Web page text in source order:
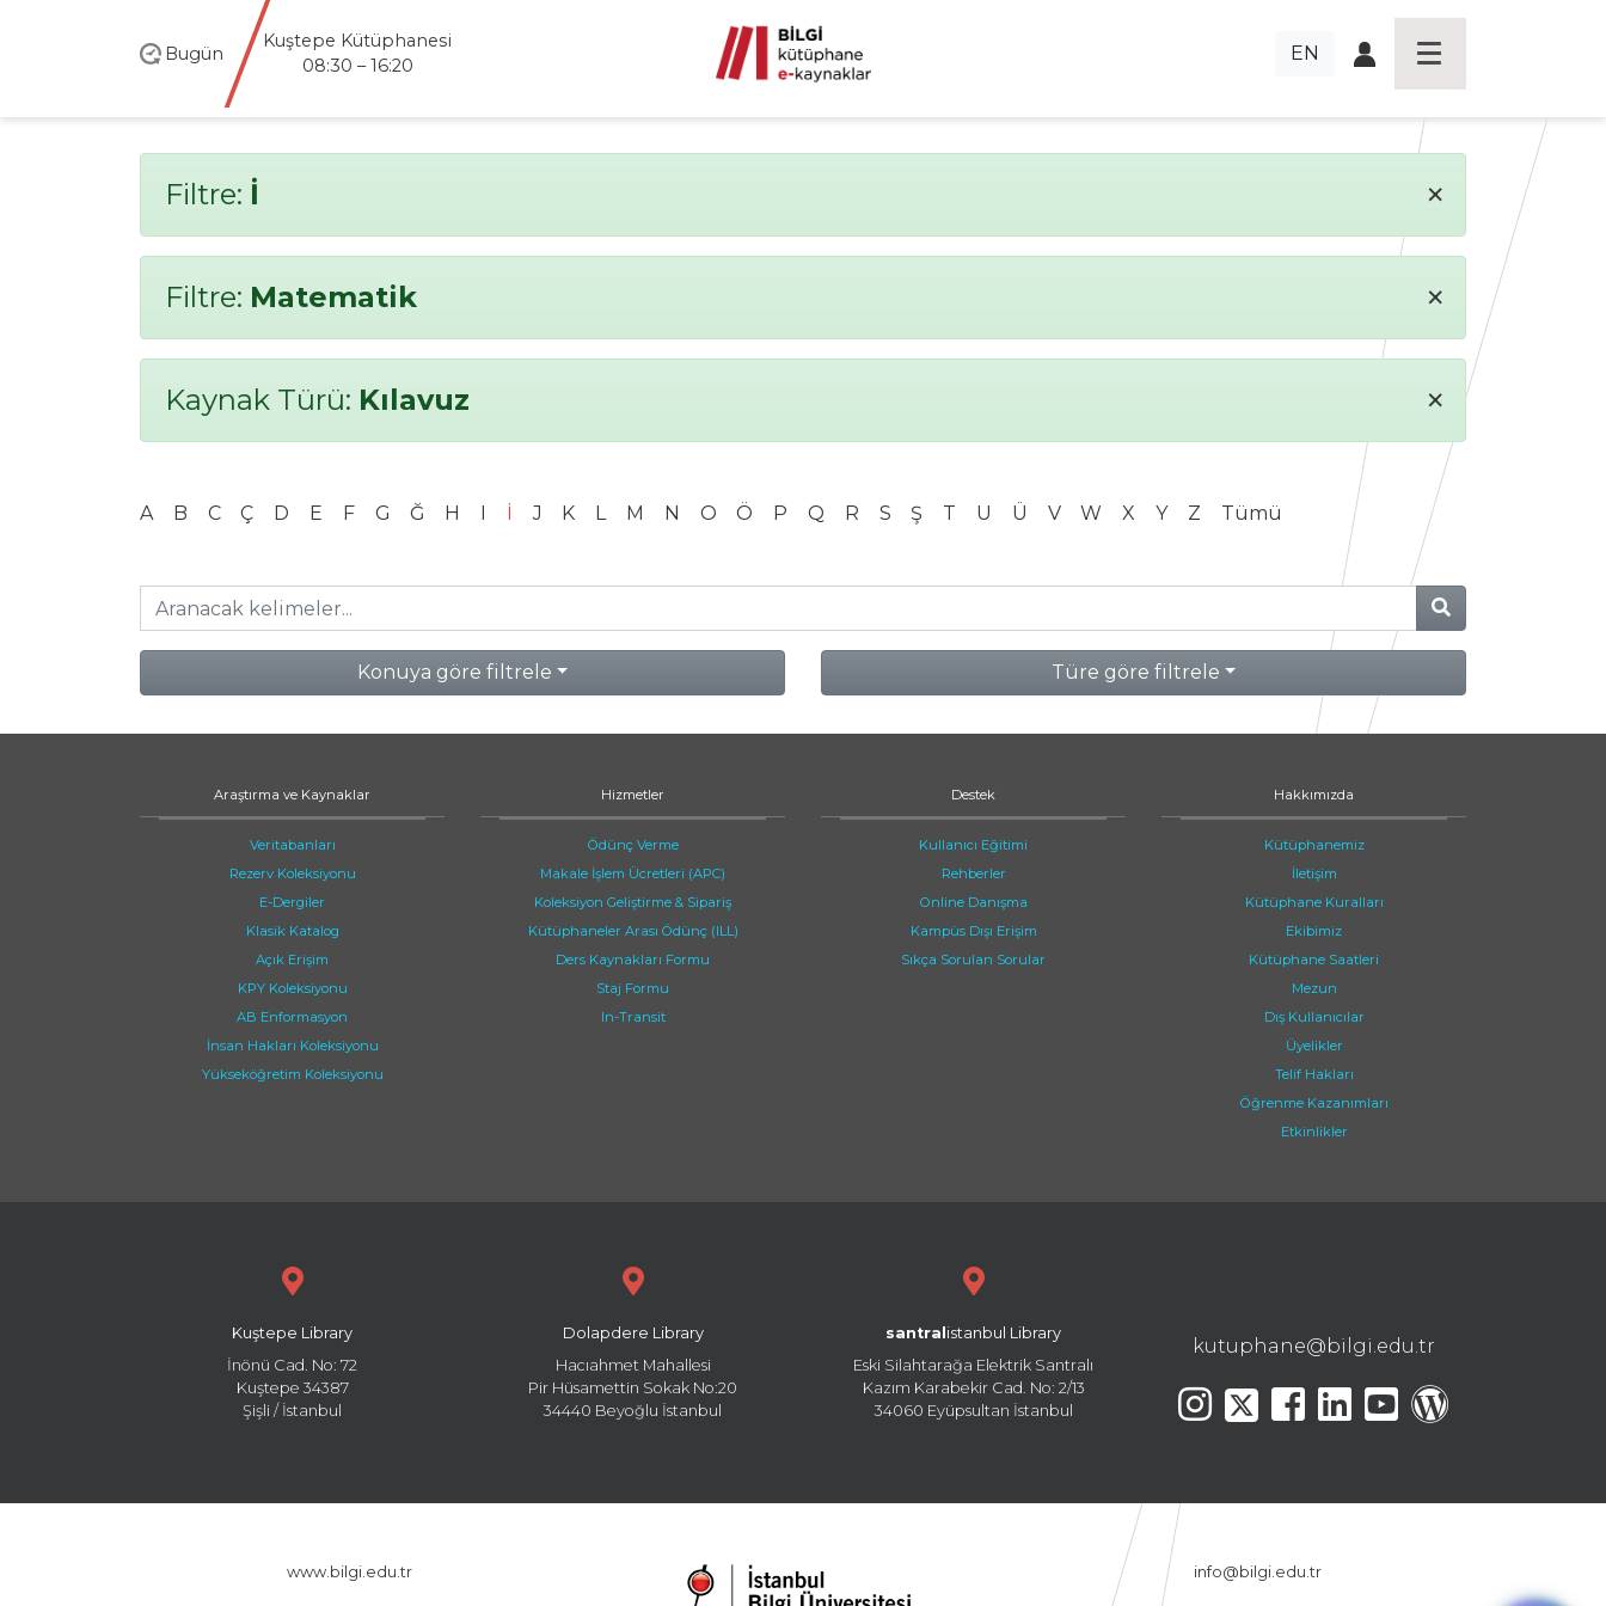
Bugün
Kuştepe Kütüphanesi
08:30 – 16:20
EN
Filtre: İ ×
Filtre: Matematik ×
Kaynak Türü: Kılavuz ×
A B C Ç D E F G Ğ H I İ J K L M N O Ö P Q R S Ş T U Ü V W X Y Z Tümü
Konuya göre filtrele Türe göre filtrele
Araştırma ve Kaynaklar
Veritabanları
Rezerv Koleksiyonu
E-Dergiler
Klasik Katalog
Açık Erişim
KPY Koleksiyonu
AB Enformasyon
İnsan Hakları Koleksiyonu
Yükseköğretim Koleksiyonu
Hizmetler
Ödünç Verme
Makale İşlem Ücretleri (APC)
Koleksiyon Geliştirme & Sipariş
Kütüphaneler Arası Ödünç (ILL)
Ders Kaynakları Formu
Staj Formu
In-Transit
Destek
Kullanıcı Eğitimi
Rehberler
Online Danışma
Kampüs Dışı Erişim
Sıkça Sorulan Sorular
Hakkımızda
Kütüphanemiz
İletişim
Kütüphane Kuralları
Ekibimiz
Kütüphane Saatleri
Mezun
Dış Kullanıcılar
Üyelikler
Telif Hakları
Öğrenme Kazanımları
Etkinlikler
Kuştepe Library
İnönü Cad. No: 72
Kuştepe 34387
Şişli / İstanbul
Dolapdere Library
Hacıahmet Mahallesi
Pir Hüsamettin Sokak No:20
34440 Beyoğlu İstanbul
santral istanbul Library
Eski Silahtarağa Elektrik Santralı
Kazım Karabekir Cad. No: 2/13
34060 Eyüpsultan İstanbul
kutuphane@bilgi.edu.tr
www.bilgi.edu.tr info@bilgi.edu.tr